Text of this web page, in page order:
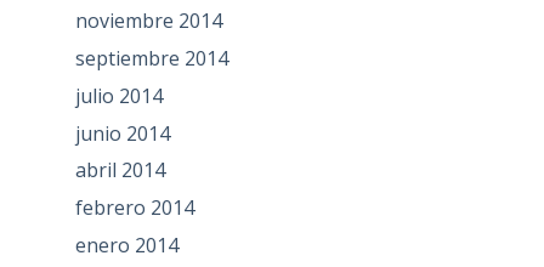
noviembre 2014
septiembre 2014
julio 2014
junio 2014
abril 2014
febrero 2014
enero 2014